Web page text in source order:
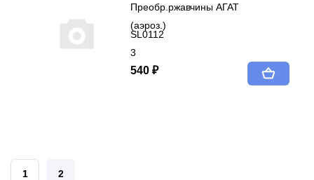
Преобр.ржавчины АГАТ
(аэроз.)
SL0112
3
540 ₽
1 2